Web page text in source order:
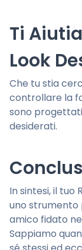
Ti
Look
Che tu stia
controllare la
sono
desiderati.
In sintesi, il tuo
uno strumento
amico fidato
Sappiamo